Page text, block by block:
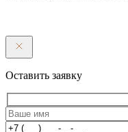
Оставить заявку